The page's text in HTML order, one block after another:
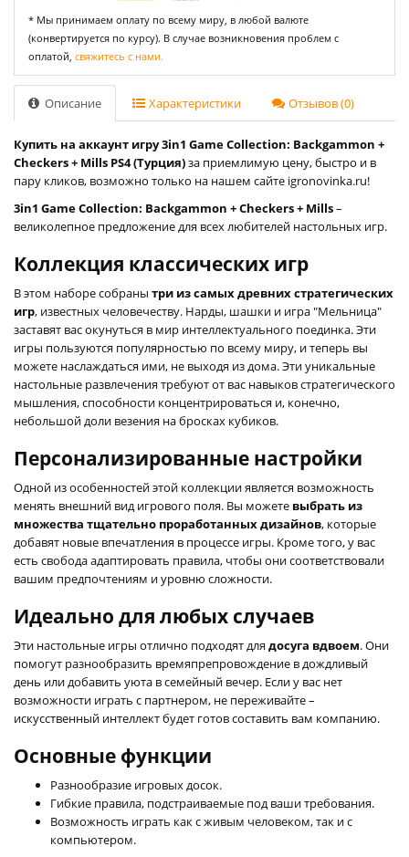
* Мы принимаем оплату по всему миру, в любой валюте
(конвертируется по курсу). В случае возникновения проблем с
оплатой, свяжитесь с нами.
Описание Характеристики Отзывов (0)
Купить на аккаунт игру 3in1 Game Collection: Backgammon +
Checkers + Mills PS4 (Турция)за приемлимую цену, быстро и в
пару кликов, возможно только на нашем сайте igronovinka.ru!
3in1 Game Collection: Backgammon + Checkers + Mills–
великолепное предложение для всех любителей настольных игр.
Коллекция классических игр
В этом наборе собраны три из самых древних стратегических
игр, известных человечеству. Нарды, шашки и игра "Мельница"
заставят вас окунуться в мир интеллектуального поединка. Эти
игры пользуются популярностью по всему миру, и теперь вы
можете наслаждаться ими, не выходя из дома. Эти уникальные
настольные развлечения требуют от вас навыков стратегического
мышления, способности концентрироваться и, конечно,
небольшой доли везения на бросках кубиков.
Персонализированные настройки
Одной из особенностей этой коллекции является возможность
менять внешний вид игрового поля. Вы можете выбрать из
множества тщательно проработанных дизайнов, которые
добавят новые впечатления в процессе игры. Кроме того, у вас
есть свобода адаптировать правила, чтобы они соответствовали
вашим предпочтениям и уровню сложности.
Идеально для любых случаев
Эти настольные игры отлично подходят для досуга вдвоем. Они
помогут разнообразить времяпрепровождение в дождливый
день или добавить уюта в семейный вечер. Если у вас нет
возможности играть с партнером, не переживайте –
искусственный интеллект будет готов составить вам компанию.
Основные функции
Разнообразие игровых досок.
Гибкие правила, подстраиваемые под ваши требования.
Возможность играть как с живым человеком, так и с
компьютером.